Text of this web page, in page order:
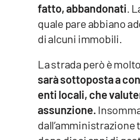
fatto, abbandonati .
quale pare abbiano
di alcuni immobili.
La strada però è
sarà sottoposta a
enti locali, che
assunzione.